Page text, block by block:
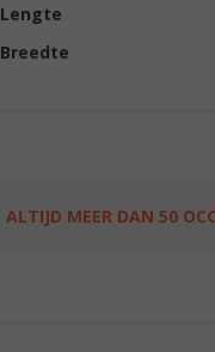
Lengte
Breedte
ALTIJD MEER DAN 50